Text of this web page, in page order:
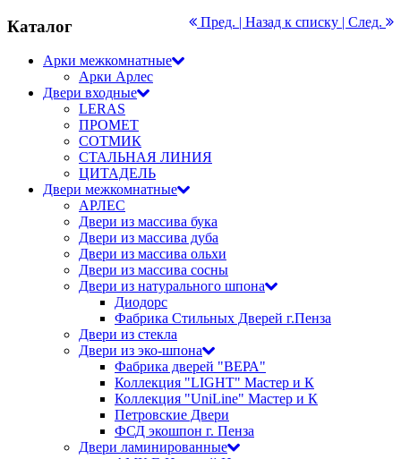
Пред. | Назад к списку | След.
Каталог
Арки межкомнатные
Арки Арлес
Двери входные
LERAS
ПРОМЕТ
СОТМИК
СТАЛЬНАЯ ЛИНИЯ
ЦИТАДЕЛЬ
Двери межкомнатные
АРЛЕС
Двери из массива бука
Двери из массива дуба
Двери из массива ольхи
Двери из массива сосны
Двери из натурального шпона
Диодорс
Фабрика Стильных Дверей г.Пенза
Двери из стекла
Двери из эко-шпона
Фабрика дверей "ВЕРА"
Коллекция "LIGHT" Мастер и К
Коллекция "UniLine" Мастер и К
Петровские Двери
ФСД экошпон г. Пенза
Двери ламинированные